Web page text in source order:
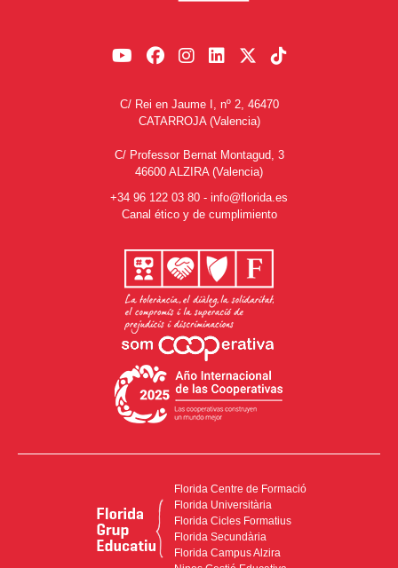
C/ Rei en Jaume I, nº 2, 46470
CATARROJA (Valencia)
C/ Professor Bernat Montagud, 3
46600 ALZIRA (Valencia)
+34 96 122 03 80 - info@florida.es
Canal ético y de cumplimiento
Florida Centre de Formació
Florida Universitària
Florida Cicles Formatius
Florida Secundària
Florida Campus Alzira